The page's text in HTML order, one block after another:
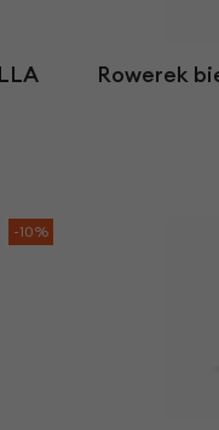
rowerowe
części
Rowerek
-10%